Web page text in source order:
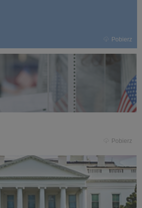
Pobierz
Pobierz